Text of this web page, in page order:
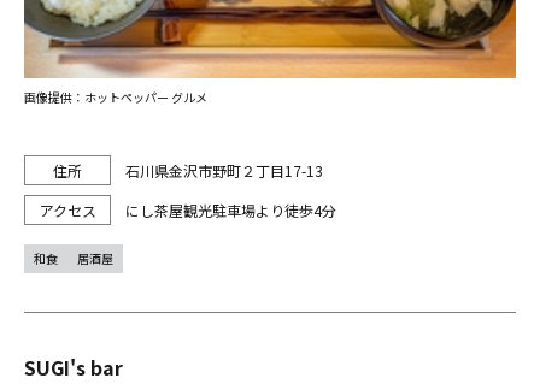
石川県金沢市野町２丁目17-13
にし茶屋観光駐車場より徒歩4分
画像提供：ホットペッパー グルメ
和食 居酒屋
SUGI's bar